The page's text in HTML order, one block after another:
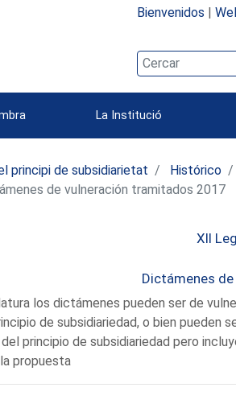
Bienvenidos |
La Institució
principi de subsidiarietat Histórico
de vulneración tramitados 2017
XII
Dictámenes
los dictámenes pueden ser de
de subsidiariedad, o bien pueden
principio de subsidiariedad pero
propuesta